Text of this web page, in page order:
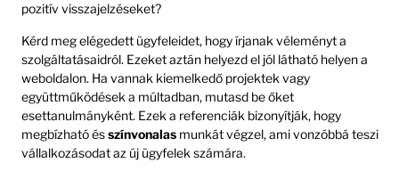
pozitív visszajelzéseket?
Kérd meg elégedett ügyfeleidet, hogy írjanak véleményt a
szolgáltatásaidról. Ezeket aztán helyezd el jól látható helyen a
weboldalon. Ha vannak kiemelkedő projektek vagy
együttműködések a múltadban, mutasd be őket
esettanulmányként. Ezek a referenciák bizonyítják, hogy
megbízható ésszínvonalas munkát végzel, ami vonzóbbá teszi
vállalkozásodat az új ügyfelek számára.